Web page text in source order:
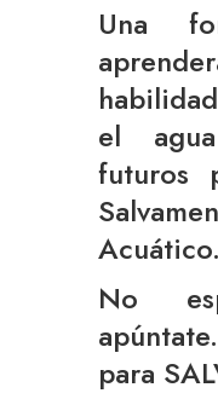
Una
el
futuros
Acuático.
No
para